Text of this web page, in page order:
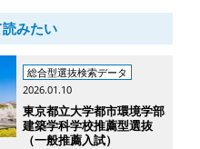
みたい
総合型選抜検索データ
2026.01.10
東京都立大学都市環境学部
建築学科学校推薦型選抜
（一般推薦入試）